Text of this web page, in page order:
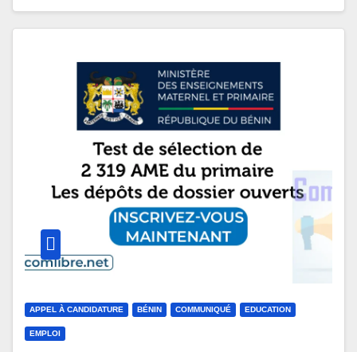
APPEL À CANDIDATURE BÉNIN COMMUNIQUÉ EDUCATION
EMPLOI